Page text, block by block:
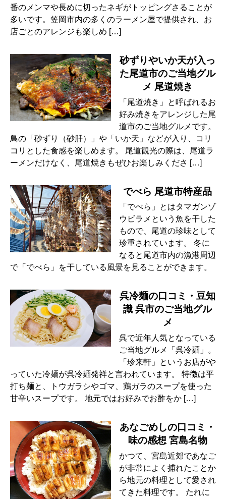
番のメンマや長めに切ったネギがトッピングさることが
多いです。笠岡市内の多くのラーメン屋で提供され、お
店ごとのアレンジも楽しめ […]
砂ずりやいか天が入っ
た尾道市のご当地グル
メ 尾道焼き
「尾道焼き」と呼ばれるお
好み焼きをアレンジした尾
道市のご当地グルメです。
鳥の「砂ずり（砂肝）」や「いか天」などが入り、コリ
コリとした食感を楽しめます。 尾道観光の際は、尾道ラ
ーメンだけなく、尾道焼きもぜひお楽しみくださ […]
でべら 尾道市特産品
「でべら」とはタマガンゾ
ウビラメという魚を干した
もので、尾道の珍味として
珍重されています。 冬に
なると尾道市内の漁港周辺
で「でべら」を干している風景を見ることができます。
呉冷麺の口コミ・豆知
識 呉市のご当地グル
メ
呉で近年人気となっている
ご当地グルメ「呉冷麺」。
「珍来軒」というお店がや
っていた冷麺が呉冷麺発祥と言われています。 特徴は平
打ち麺と、トウガラシやゴマ、鶏ガラのスープを使った
甘辛いスープです。 地元ではお好みでお酢をか […]
あなごめしの口コミ・
味の感想 宮島名物
かつて、宮島近郊であなご
が非常によく捕れたことか
ら地元の料理として愛され
てきた料理です。 たれに